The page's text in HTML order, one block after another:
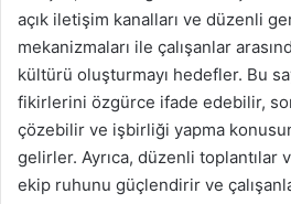
açık iletişim kanalları ve düzenli
mekanizmaları ile çalışanlar
kültürü oluşturmayı hedefler. Bu
fikirlerini özgürce ifade edebilir,
çözebilir ve işbirliği yapma
gelirler. Ayrıca, düzenli toplantılar
ekip ruhunu güçlendirir ve